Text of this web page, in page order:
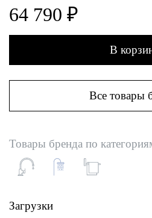
64 790 ₽
В
Все товары
Товары бренда по
Загрузки